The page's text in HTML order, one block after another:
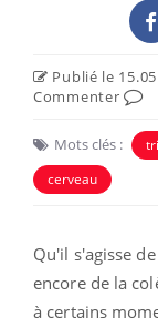
Publié le
Commenter
Mots clés :
cerveau
Qu'il s'agisse
encore de la
à certains